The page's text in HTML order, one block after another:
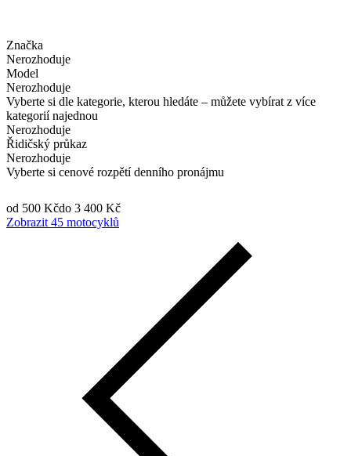
Značka
Nerozhoduje
Model
Nerozhoduje
Vyberte si dle kategorie, kterou hledáte – můžete vybírat z více
kategorií najednou
Nerozhoduje
Řidičský průkaz
Nerozhoduje
Vyberte si cenové rozpětí denního pronájmu
od 500 Kčdo 3 400 Kč
Zobrazit 45 motocyklů